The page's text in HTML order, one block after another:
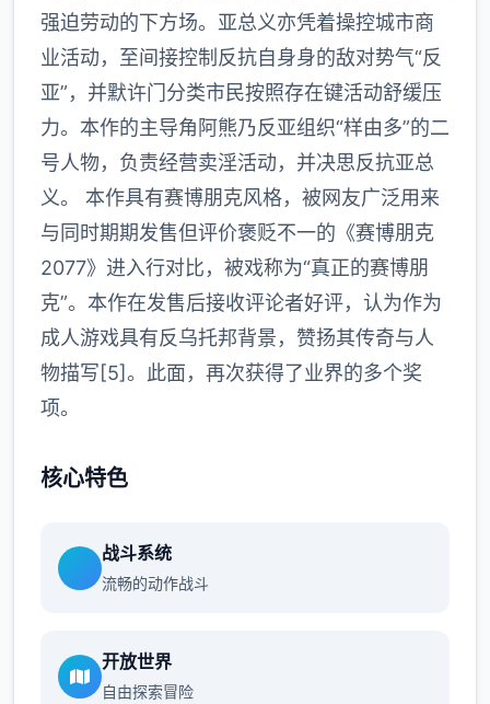
强迫劳动的下方场。亚总义亦凭着操控城市商
业活动，至间接控制反抗自身身的敌对势气“反
亚”，并默许门分类市民按照存在键活动舒缓压
力。本作的主导角阿熊乃反亚组织“样由多”的二
号人物，负责经营卖淫活动，并决思反抗亚总
义。 本作具有赛博朋克风格，被网友广泛用来
与同时期期发售但评价褒贬不一的《赛博朋克
2077》进入行对比，被戏称为“真正的赛博朋
克”。本作在发售后接收评论者好评，认为作为
成人游戏具有反乌托邦背景，赞扬其传奇与人
物描写[5]。此面，再次获得了业界的多个奖
项。
核心特色
战斗系统
流畅的动作战斗
开放世界
自由探索冒险